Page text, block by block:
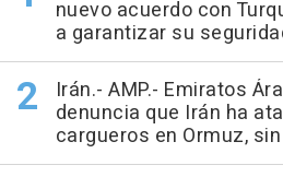
nuevo acuerdo con
a garantizar su
Irán.- AMP.- Emiratos
denuncia que Irán ha
cargueros en Ormuz,